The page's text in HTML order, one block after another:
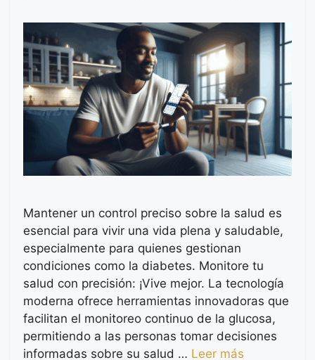
Mantener un control preciso sobre la salud es
esencial para vivir una vida plena y saludable,
especialmente para quienes gestionan
condiciones como la diabetes. Monitore tu
salud con precisión: ¡Vive mejor. La tecnología
moderna ofrece herramientas innovadoras que
facilitan el monitoreo continuo de la glucosa,
permitiendo a las personas tomar decisiones
informadas sobre su salud … Leer más